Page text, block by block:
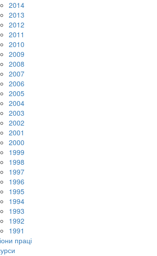
2014
2013
2012
2011
2010
2009
2008
2007
2006
2005
2004
2003
2002
2001
2000
1999
1998
1997
1996
1995
1994
1993
1992
1991
праці